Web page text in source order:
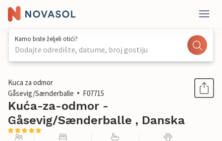
Kamo biste željeli otići?
Dodajte odredište, datume, broj gostiju
1 / 21
Kuca za odmor
Gåsevig/Sænderballe
F07715
Kuća-za-odmor -
Gåsevig/Sænderballe , Danska